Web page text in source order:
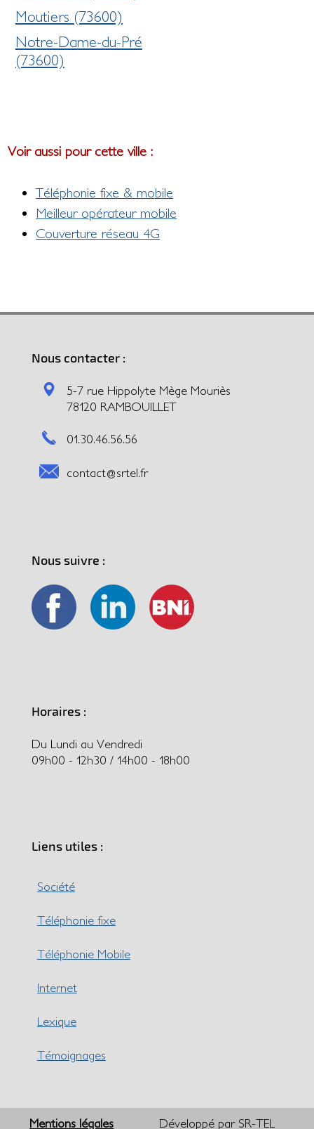
Moutiers (73600)
Notre-Dame-du-Pré
(73600)
Voir aussi pour cette ville :
Téléphonie fixe & mobile
Meilleur opérateur mobile
Couverture réseau 4G
Nous contacter :
5-7 rue Hippolyte Mège Mouriès
78120 RAMBOUILLET
01.30.46.56.56
contact@srtel.fr
Nous suivre :
Horaires :
Du Lundi au Vendredi
09h00 - 12h30 / 14h00 - 18h00
Liens utiles :
Société
Téléphonie fixe
Téléphonie Mobile
Internet
Lexique
Témoignages
Mentions légales Développé par SR-TEL